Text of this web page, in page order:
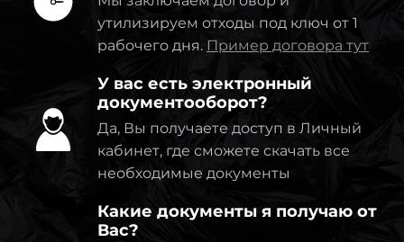
утилизируем отходы под ключ от 1
рабочего дня. Пример договора тут
У вас есть электронный
документооборот?
Да, Вы получаете доступ в Личный
кабинет, где сможете скачать все
необходимые документы
Какие документы я получаю от
Вас?